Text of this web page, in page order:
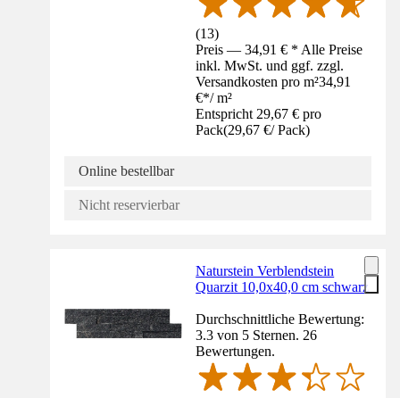
(13)
Preis — 34,91 € * Alle Preise
inkl. MwSt. und ggf. zzgl.
Versandkosten pro m²34,91
€*/ m²
Entspricht 29,67 € pro
Pack(29,67 €/ Pack)
Online bestellbar
Nicht reservierbar
Naturstein Verblendstein
Quarzit 10,0x40,0 cm schwarz
Durchschnittliche Bewertung:
3.3 von 5 Sternen. 26
Bewertungen.